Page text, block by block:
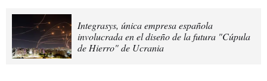
Integrasys, única empresa española
involucrada en el diseño de la futura "Cúpula
de Hierro" de Ucrania